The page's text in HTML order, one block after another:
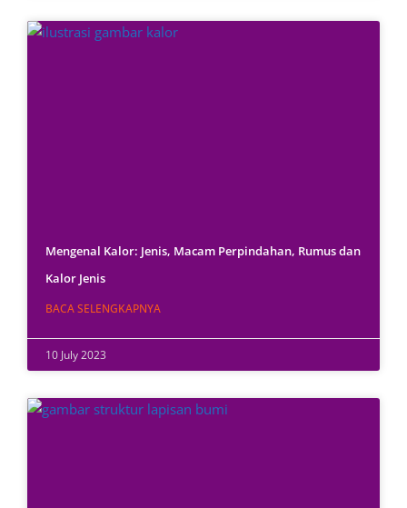
Mengenal Kalor: Jenis, Macam Perpindahan, Rumus dan
Kalor Jenis
BACA SELENGKAPNYA
10 July 2023